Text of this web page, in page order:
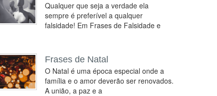
Qualquer que seja a verdade ela
sempre é preferível a qualquer
falsidade! Em Frases de Falsidade e
Frases de Natal
O Natal é uma época especial onde a
família e o amor deverão ser renovados.
A união, a paz e a